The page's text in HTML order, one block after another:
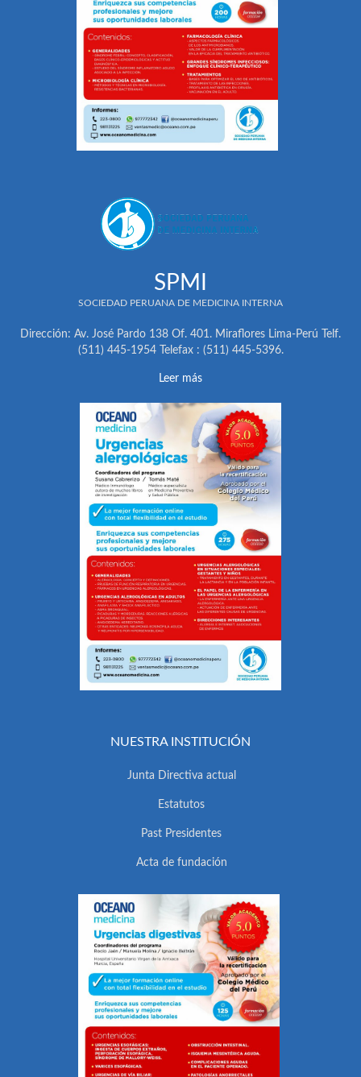
SPMI
SOCIEDAD PERUANA DE MEDICINA INTERNA
Dirección: Av. José Pardo 138 Of. 401. Miraflores Lima-Perú Telf.
(511) 445-1954 Telefax : (511) 445-5396.
Leer más
NUESTRA INSTITUCIÓN
Junta Directiva actual
Estatutos
Past Presidentes
Acta de fundación